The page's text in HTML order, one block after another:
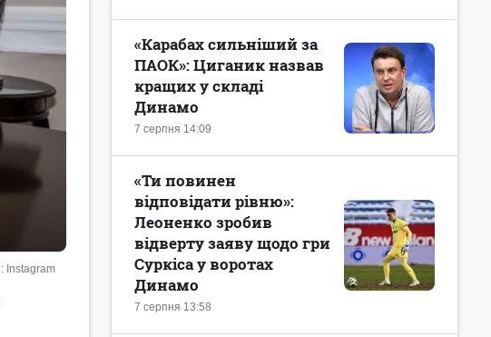
Instagram
7 серпня 14:09
«Карабах сильніший за
ПАОК»: Циганик назвав
кращих у складі
Динамо
7 серпня 13:58
«Ти повинен
відповідати рівню»:
Леоненко зробив
відверту заяву щодо гри
Суркіса у воротах
Динамо